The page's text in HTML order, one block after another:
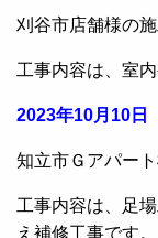
刈谷市店舗様の
工事内容は、室
2023年10月10日
知立市Ｇアパー
工事内容は、足
え補修工事です。